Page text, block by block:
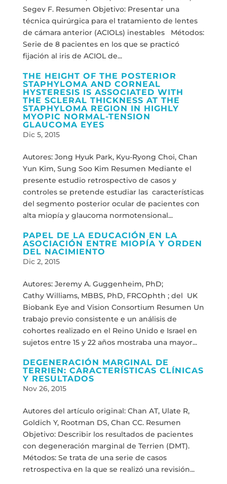
Segev F. Resumen Objetivo: Presentar una
técnica quirúrgica para el tratamiento de lentes
de cámara anterior (ACIOLs) inestables Métodos:
Serie de 8 pacientes en los que se practicó
fijación al iris de ACIOL de...
THE HEIGHT OF THE POSTERIOR
STAPHYLOMA AND CORNEAL
HYSTERESIS IS ASSOCIATED WITH
THE SCLERAL THICKNESS AT THE
STAPHYLOMA REGION IN HIGHLY
MYOPIC NORMAL-TENSION
GLAUCOMA EYES
Dic 5, 2015
Autores: Jong Hyuk Park, Kyu-Ryong Choi, Chan
Yun Kim, Sung Soo Kim Resumen Mediante el
presente estudio retrospectivo de casos y
controles se pretende estudiar las características
del segmento posterior ocular de pacientes con
alta miopía y glaucoma normotensional...
PAPEL DE LA EDUCACIÓN EN LA
ASOCIACIÓN ENTRE MIOPÍA Y ORDEN
DEL NACIMIENTO
Dic 2, 2015
Autores: Jeremy A. Guggenheim, PhD;
Cathy Williams, MBBS, PhD, FRCOphth ; del UK
Biobank Eye and Vision Consortium Resumen Un
trabajo previo consistente e un análisis de
cohortes realizado en el Reino Unido e Israel en
sujetos entre 15 y 22 años mostraba una mayor...
DEGENERACIÓN MARGINAL DE
TERRIEN: CARACTERÍSTICAS CLÍNICAS
Y RESULTADOS
Nov 26, 2015
Autores del artículo original: Chan AT, Ulate R,
Goldich Y, Rootman DS, Chan CC. Resumen
Objetivo: Describir los resultados de pacientes
con degeneración marginal de Terrien (DMT).
Métodos: Se trata de una serie de casos
retrospectiva en la que se realizó una revisión...